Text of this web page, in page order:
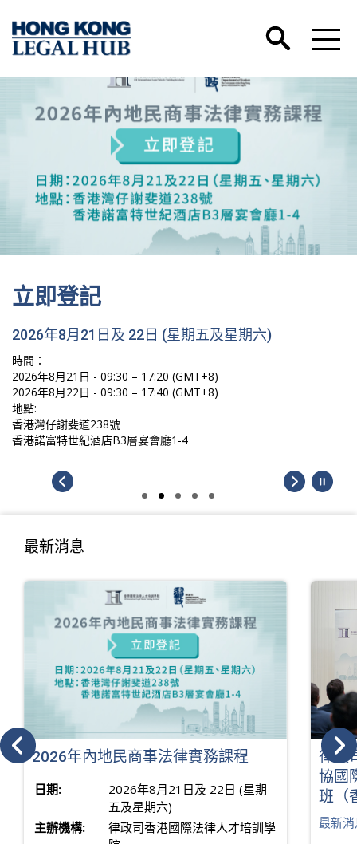
立即登記
2026年8月21日及 22日 (星期五及星期六)
時間：
2026年8月21日 - 09:30 – 17:20 (GMT+8)
2026年8月22日 - 09:30 – 17:40 (GMT+8)
地點:
香港灣仔謝斐道238號
香港諾富特世紀酒店B3層宴會廳1-4
最新消息
2026年內地民商事法律實務課程
日期:
2026年8月21日及 22日 (星期
五及星期六)
主辦機構:
律政司香港國際法律人才培訓學
律政
協國
班（
最新